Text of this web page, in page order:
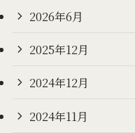
2026年6月
2025年12月
2024年12月
2024年11月